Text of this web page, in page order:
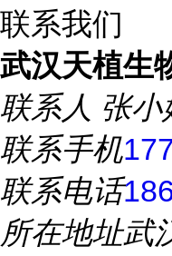
联系我们
武汉天植生
联系人 张小
联系手机
联系电话
所在地址武